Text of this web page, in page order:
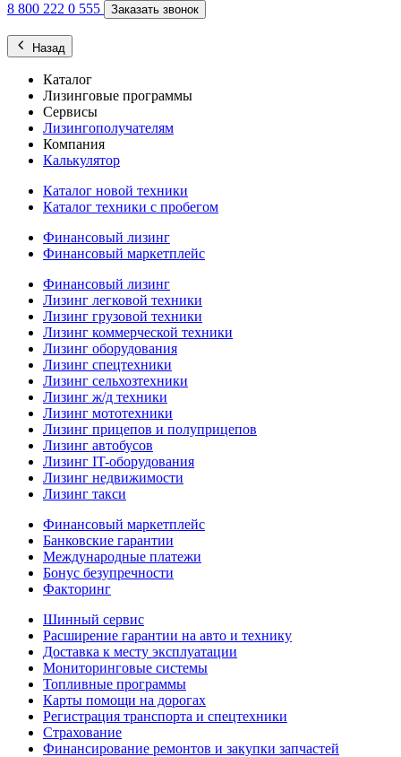
8 800 222 0 555 Заказать звонок
Назад
Каталог
Лизинговые программы
Сервисы
Лизингополучателям
Компания
Калькулятор
Каталог новой техники
Каталог техники с пробегом
Финансовый лизинг
Финансовый маркетплейс
Финансовый лизинг
Лизинг легковой техники
Лизинг грузовой техники
Лизинг коммерческой техники
Лизинг оборудования
Лизинг спецтехники
Лизинг сельхозтехники
Лизинг ж/д техники
Лизинг мототехники
Лизинг прицепов и полуприцепов
Лизинг автобусов
Лизинг IT-оборудования
Лизинг недвижимости
Лизинг такси
Финансовый маркетплейс
Банковские гарантии
Международные платежи
Бонус безупречности
Факторинг
Шинный сервис
Расширение гарантии на авто и технику
Доставка к месту эксплуатации
Мониторинговые системы
Топливные программы
Карты помощи на дорогах
Регистрация транспорта и спецтехники
Страхование
Финансирование ремонтов и закупки запчастей